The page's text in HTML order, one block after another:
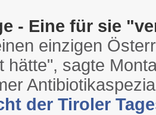
- Eine für sie
einzigen
hätte", sagte
der Tiroler